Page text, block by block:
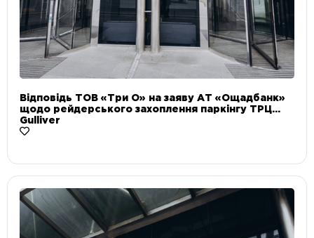
Відповідь ТОВ «Три О» на заяву АТ «Ощадбанк»
щодо рейдерського захоплення паркінгу ТРЦ
Gulliver